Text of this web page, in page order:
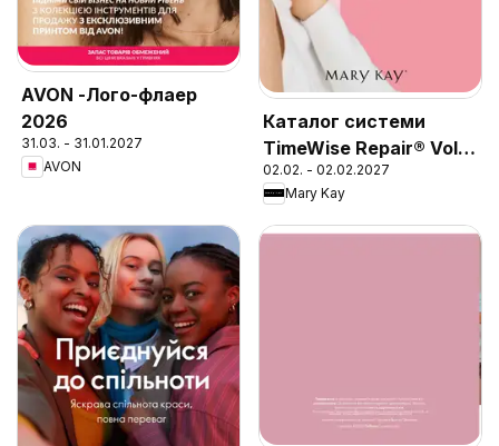
AVON -Лого-флаер
2026
31.03. - 31.01.2027
AVON
Каталог системи
TimeWise Repair® Volu-
Firm®
02.02. - 02.02.2027
Mary Kay